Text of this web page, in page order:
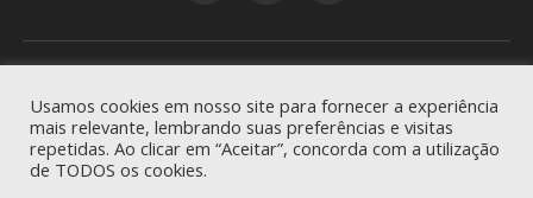
reservados.
Usamos cookies em nosso site para fornecer a experiência
mais relevante, lembrando suas preferências e visitas
repetidas. Ao clicar em “Aceitar”, concorda com a utilização
de TODOS os cookies.